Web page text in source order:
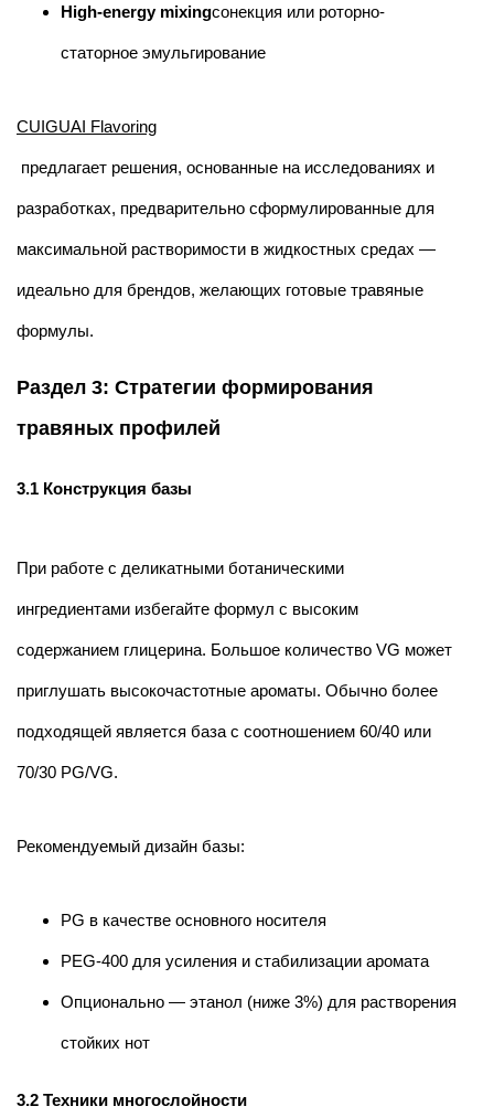
High-energy mixingсонекция или роторно-
статорное эмульгирование
CUIGUAI Flavoring
предлагает решения, основанные на исследованиях и
разработках, предварительно сформулированные для
максимальной растворимости в жидкостных средах —
идеально для брендов, желающих готовые травяные
формулы.
Раздел 3: Стратегии формирования
травяных профилей
3.1 Конструкция базы
При работе с деликатными ботаническими
ингредиентами избегайте формул с высоким
содержанием глицерина. Большое количество VG может
приглушать высокочастотные ароматы. Обычно более
подходящей является база с соотношением 60/40 или
70/30 PG/VG.
Рекомендуемый дизайн базы:
PG в качестве основного носителя
PEG-400 для усиления и стабилизации аромата
Опционально — этанол (ниже 3%) для растворения
стойких нот
3.2 Техники многослойности